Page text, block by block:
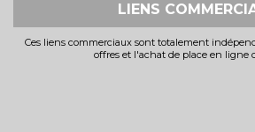
LIENS
Ces liens commerciaux sont totalement
offres et l'achat de place en ligne